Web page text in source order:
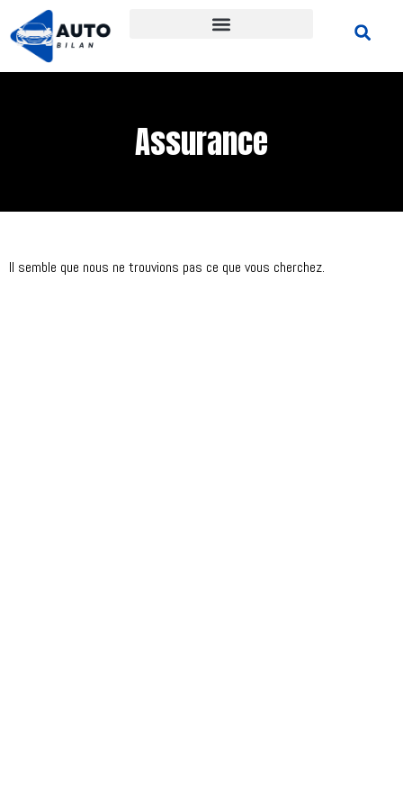
Assurance
Il semble que nous ne trouvions pas ce que vous cherchez.